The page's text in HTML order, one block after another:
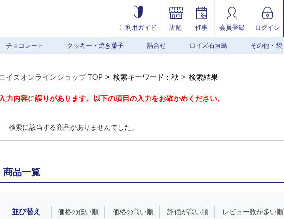
ご利用ガイド 店舗 催事 会員登録 ログイン
チョコレート クッキー・焼き菓子 詰合せ ロイズ石垣島 その他・袋
ロイズオンラインショップ TOP 検索キーワード：秋 検索結果
入力内容に誤りがあります。以下の項目の入力をお確かめください。
検索に該当する商品がありませんでした。
商品一覧
並び替え 価格の低い順 価格の高い順 評価が高い順 レビュー数が多い順